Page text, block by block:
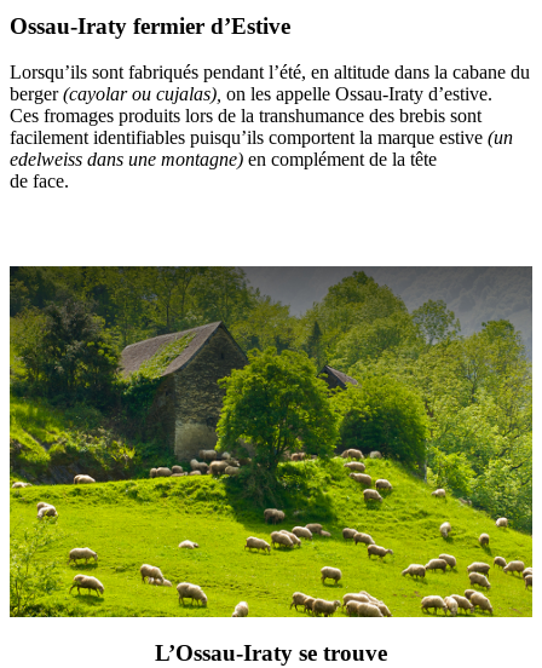
Ossau-Iraty fermier d’Estive
Lorsqu’ils sont fabriqués pendant l’été, en altitude dans la cabane du
berger(cayolar ou cujalas), on les appelle Ossau-Iraty d’estive.
Ces fromages produits lors de la transhumance des brebis sont
facilement identifiables puisqu’ils comportent la marque estive (un
edelweiss dans une montagne) en complément de la tête
de face.
L’Ossau-Iraty se trouve